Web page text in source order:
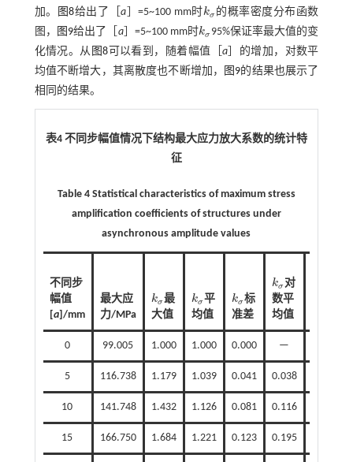
加。
图8给出了［a ］=5~100 mm时kσ
kσ 的概率密度分布函数
图，
图9给出了［ a］=5~100 mm时kσ
kσ 95%保证率最大值的变
化情况。从 图8 可以看到，随着幅值［ a］的增加，对数平
均值不断增大，其离散度也不断增加，
图9的结果也展示了
相同的结果。
表4 不同步幅值情况下结构最大应力放大系数的统计特
征
Table 4 Statistical characteristics of maximum stress
amplification coefficients of structures under
asynchronous amplitude values
不同步
幅值
[a]/mm
最大应
力/MPa
kσ
kσ 最
大值
kσ
kσ 平
均值
kσ
kσ 标
准差
kσ
kσ 对
数平
均值
0 99.005 1.000 1.000 0.000 —
5 116.738 1.179 1.039 0.041 0.038
10 141.748 1.432 1.126 0.081 0.116
15 166.750 1.684 1.221 0.123 0.195